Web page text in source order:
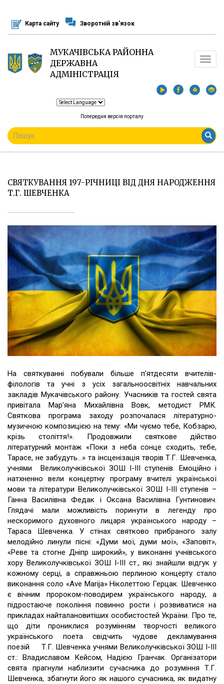
основного
матеріалу
Карта сайту Зворотній зв'язок
МУКАЧІВСЬКА РАЙОННА
ДЕРЖАВНА
АДМІНІСТРАЦІЯ
Toggle
Попередня версія порталу
ПОШУКОВА
ФОРМА
Пошук
СВЯТКУВАННЯ 197-РІЧНИЦІ ВІД ДНЯ НАРОДЖЕННЯ
Т.Г. ШЕВЧЕНКА
На святкуванні побували більше п’ятдесяти вчителів-
філологів та учні з усіх загальноосвітніх навчальних
закладів Мукачівського району. Учасників та гостей свята
привітала Мар’яна Михайлівна Вовк, методист РМК.
Святкова програма заходу розпочалася літературно-
музичною композицією на тему: «Ми чуємо тебе, Кобзарю,
крізь століття!». Продовжили святкове дійство
літературний монтаж «Поки з неба сонце сходить, тебе,
Тарасе, не забудуть…» та інсценізація творів Т.Г. Шевченка,
учнями Великолучківської ЗОШ І-ІІІ ступенів. Емоційно і
натхненно вели концертну програму вчителі української
мови та літератури Великолучківської ЗОШ І-ІІІ ступенів –
Ганна Василівна Федак і Оксана Василівна Гунтинович.
Глядачі мали можливість поринути в легенду про
нескоримого духовного лицаря українського народу –
Тараса Шевченка. У стінах святково прибраного залу
мелодійно линули пісні: «Думи мої, думи мої», «Заповіт»,
«Реве та стогне Дніпр широкий», у виконанні учнівського
хору Великолучківської ЗОШ І-ІІІ ст., які знайшли відгук у
кожному серці, а справжньою перлиною концерту стало
виконання соло «Ave Marija» Ніколеттою Герцак. Шевченко
є вічним пророком-поводирем українського народу, а
підростаюче покоління повинно рости і розвиватися на
прикладах найталановитіших особистостей України. Про те,
що діти прониклися розумінням творчості великого
українського поета свідчить чудове декламування
поезій Т.Г. Шевченка учнями Великолучківської ЗОШ І-ІІІ
ст.: Владиславом Кейсом, Надією Гранчак. Організатори
свята прагнули наблизити сучасника до розуміння Т.Г.
Шевченка, збагнути його як нашого сучасника, як видатну